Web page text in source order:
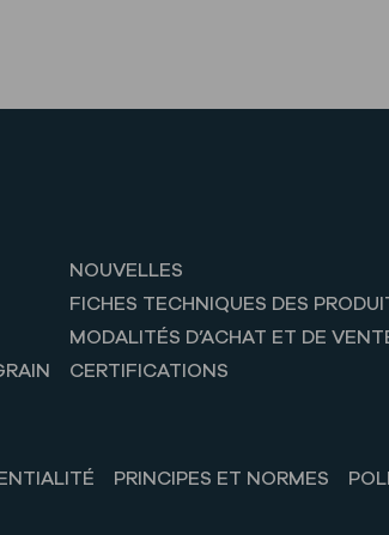
NOUVELLES
FICHES TECHNIQUES DES
MODALITÉS D’ACHAT ET DE
CERTIFICATIONS
PRINCIPES ET NORMES